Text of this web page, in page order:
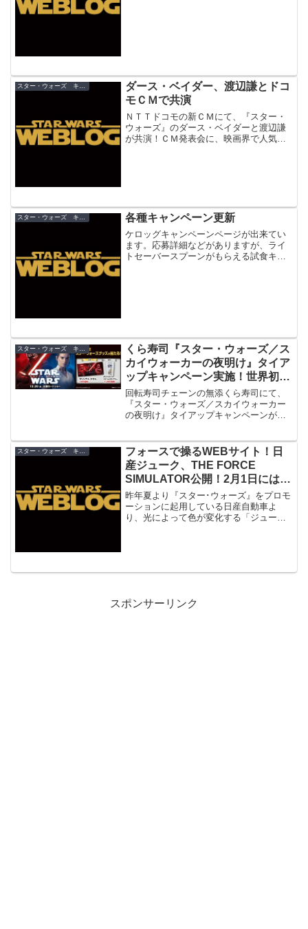
スター・ウォーズ キャンペーン
ダース・ベイダー、渡辺謙とドコ
モＣＭで共演
ＮＴＴドコモの新ＣＭにて、『スター・
ウォーズ』のダース・ベイダーと渡辺謙
が共演！ＣＭ発表会に、映画界で人気の
各種キャンペーン更新
ケロッグキャンペーンページが出来てい
ます。応募詳細などがありますが、ライ
トセーバースプーンがもらえる試食キャ
くら寿司『スター・ウォーズ／ス
カイウォーカーの夜明け』タイア
ップキャンペーン実施！世界初の
寿司レストランでのタイアップ
回転寿司チェーンの無添くら寿司にて、
『スター・ウォーズ／スカイウォーカー
の夜明け』タイアップキャンペーンが実
フォースで操るWEBサイト！日
産ジューク、THE FORCE
SIMULATOR公開！2月1日にはイ
ベントも
昨年夏より『スター･ウォーズ』をプロモ
ーションに起用している日産自動車よ
り、光によって色が変化する「ジューク
スポンサーリンク